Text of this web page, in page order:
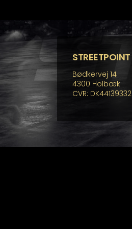
STREETPOINT
Bødkervej 14
4300 Holbæk
CVR: DK44139332